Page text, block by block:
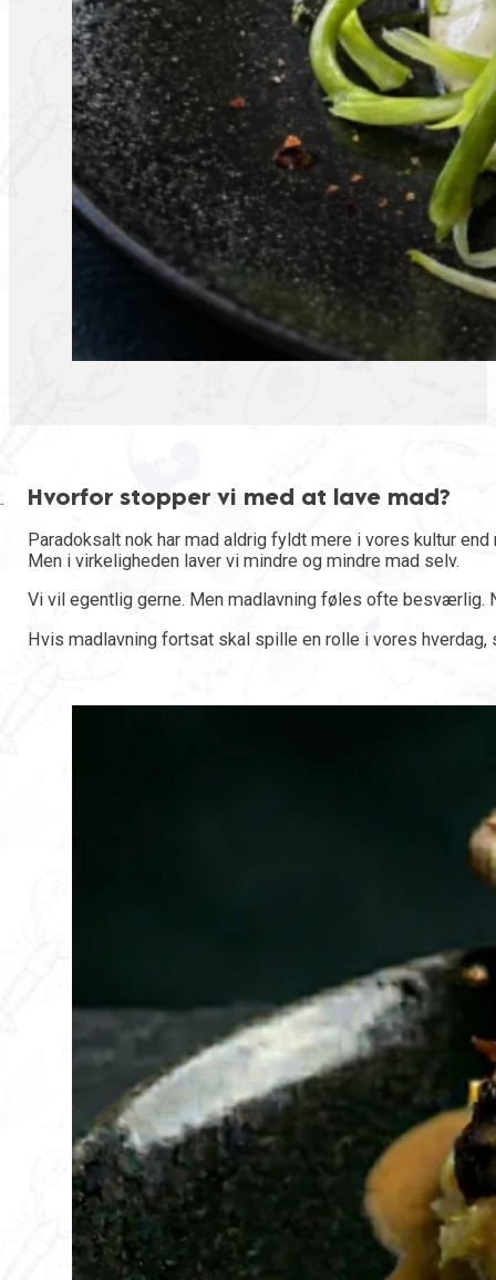
Hvorfor stopper vi med at lave mad?
Paradoksalt nok har mad aldrig fyldt mere i vores kultur
Men i virkeligheden laver vi mindre og mindre mad selv.
Vi vil egentlig gerne. Men madlavning føles ofte besværlig.
Hvis madlavning fortsat skal spille en rolle i vores